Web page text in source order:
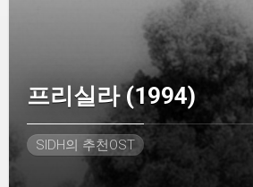
프리실라 (1994)
SIDH의 추천OST